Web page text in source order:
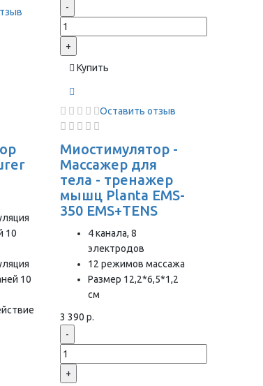
-
+
Купить
Оставить отзыв
10
10
Миостимулятор -
Массажер для
тела - тренажер
мышц Planta EMS-
350 EMS+TENS
4 канала, 8
электродов
12 режимов массажа
Размер 12,2*6,5*1,2
см
3 390 р.
-
+